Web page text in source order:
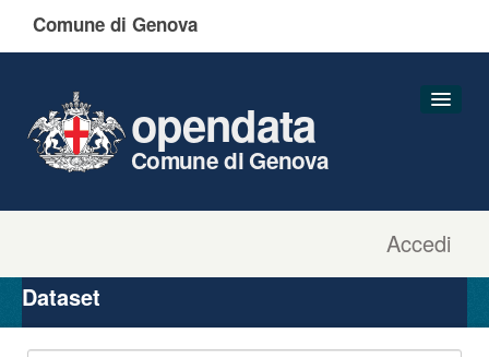
Comune di Genova
Accedi
opendata
Comune di Genova
Organizzazioni
Gruppi
Dataset